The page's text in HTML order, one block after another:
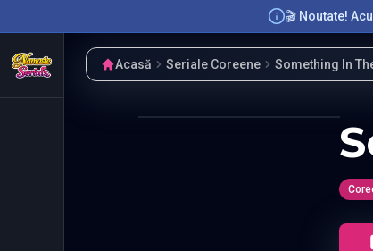
🎬 Noutate!
Acasă Seriale Coreene Something In